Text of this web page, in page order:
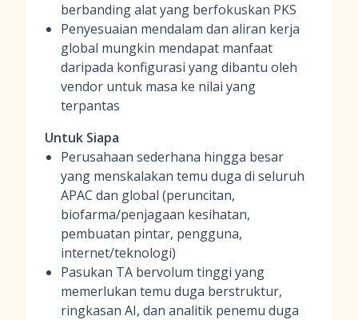
berbanding alat yang berfokuskan PKS
Penyesuaian mendalam dan aliran kerja
global mungkin mendapat manfaat
daripada konfigurasi yang dibantu oleh
vendor untuk masa ke nilai yang
terpantas
Untuk Siapa
Perusahaan sederhana hingga besar
yang menskalakan temu duga di seluruh
APAC dan global (peruncitan,
biofarma/penjagaan kesihatan,
pembuatan pintar, pengguna,
internet/teknologi)
Pasukan TA bervolum tinggi yang
memerlukan temu duga berstruktur,
ringkasan AI, dan analitik penemu duga